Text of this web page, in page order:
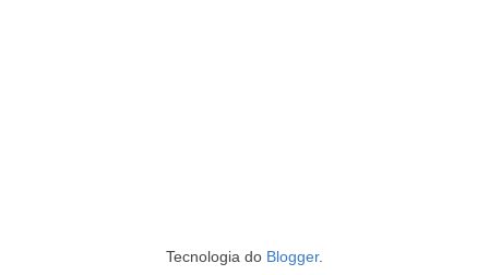
Tecnologia do Blogger.